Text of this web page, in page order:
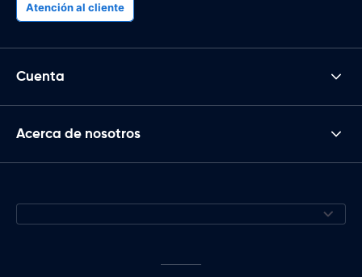
Atención al cliente
Cuenta
Acerca de nosotros